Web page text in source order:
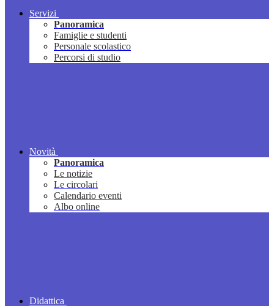
Servizi
Panoramica
Famiglie e studenti
Personale scolastico
Percorsi di studio
Novità
Panoramica
Le notizie
Le circolari
Calendario eventi
Albo online
Didattica